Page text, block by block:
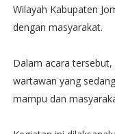
Wilayah Kabupaten
dengan masyarakat.
Dalam acara
wartawan yang
mampu dan